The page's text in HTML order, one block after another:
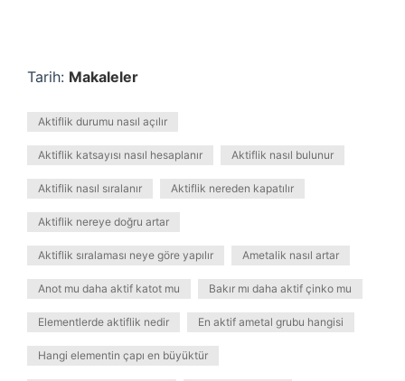
Tarih: Makaleler
Aktiflik durumu nasıl açılır
Aktiflik katsayısı nasıl hesaplanır Aktiflik nasıl bulunur
Aktiflik nasıl sıralanır Aktiflik nereden kapatılır
Aktiflik nereye doğru artar
Aktiflik sıralaması neye göre yapılır Ametalik nasıl artar
Anot mu daha aktif katot mu Bakır mı daha aktif çinko mu
Elementlerde aktiflik nedir En aktif ametal grubu hangisi
Hangi elementin çapı en büyüktür